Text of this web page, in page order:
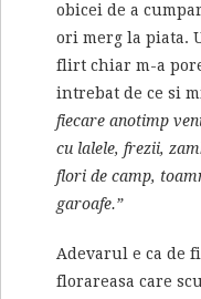
obicei de a
ori merg la piata.
flirt chiar m-a
intrebat de ce si
fiecare anotimp
cu lalele, frezii,
flori de camp,
garoafe.”
Adevarul e ca de
florareasa care